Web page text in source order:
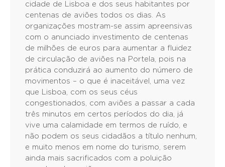
cidade de Lisboa e dos seus habitantes por
centenas de aviões todos os dias. As
organizações mostram-se assim apreensivas
com o anunciado investimento de centenas
de milhões de euros para aumentar a fluidez
de circulação de aviões na Portela, pois na
prática conduzirá ao aumento do número de
movimentos – o que é inaceitável, uma vez
que Lisboa, com os seus céus
congestionados, com aviões a passar a cada
três minutos em certos períodos do dia, já
vive uma calamidade em termos de ruído, e
não podem os seus cidadãos a título nenhum,
e muito menos em nome do turismo, serem
ainda mais sacrificados com a poluição